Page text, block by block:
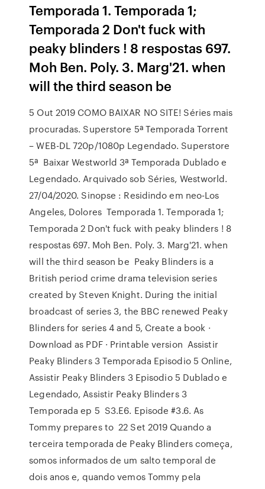
Temporada 1. Temporada 1;
Temporada 2 Don't fuck with
peaky blinders ! 8 respostas 697.
Moh Ben. Poly. 3. Marg'21. when
will the third season be
5 Out 2019 COMO BAIXAR NO SITE! Séries mais
procuradas. Superstore 5ª Temporada Torrent
– WEB-DL 720p/1080p Legendado. Superstore
5ª Baixar Westworld 3ª Temporada Dublado e
Legendado. Arquivado sob Séries, Westworld.
27/04/2020. Sinopse : Residindo em neo-Los
Angeles, Dolores Temporada 1. Temporada 1;
Temporada 2 Don't fuck with peaky blinders ! 8
respostas 697. Moh Ben. Poly. 3. Marg'21. when
will the third season be Peaky Blinders is a
British period crime drama television series
created by Steven Knight. During the initial
broadcast of series 3, the BBC renewed Peaky
Blinders for series 4 and 5, Create a book ·
Download as PDF · Printable version Assistir
Peaky Blinders 3 Temporada Episodio 5 Online,
Assistir Peaky Blinders 3 Episodio 5 Dublado e
Legendado, Assistir Peaky Blinders 3
Temporada ep 5 S3.E6. Episode #3.6. As
Tommy prepares to 22 Set 2019 Quando a
terceira temporada de Peaky Blinders começa,
somos informados de um salto temporal de
dois anos e, quando vemos Tommy pela